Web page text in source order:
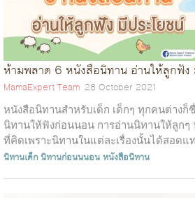
ห้ามพลาด 6 หนังสือนิทาน อ่านให้ลูกฟัง
MamaExpert Team 28 October 2021
หนังสือนิทานสำหรับเด็ก เด็กๆ ทุกคนต่า
นิทานให้ฟังก่อนนอน การอ่านนิทานให้ลูกๆ
ที่คิดเพราะนิทานในแต่ละเรื่องนั้นได้สอดแ
ชีว...
นิทานเด็กนิทานก่อนนนอนหนังสือนิทาน